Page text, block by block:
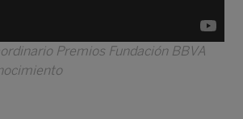
Premios Fundación BBVA